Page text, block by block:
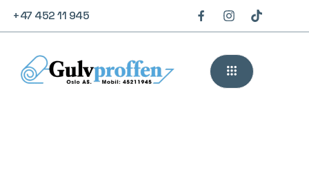
+47 452 11 945